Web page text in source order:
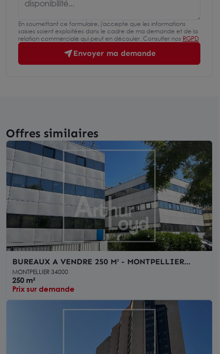
En soumettant ce formulaire, j'accepte que les informations
saisies soient exploitées dans le cadre de ma demande et de la
relation commerciale qui peut en découler. Consulter nos RGPD
Envoyer ma demande
Offres similaires
BUREAUX A VENDRE 250 M² - MONTPELLIER
MILLENAIRE
MONTPELLIER 34000
250 m²
Prix sur demande